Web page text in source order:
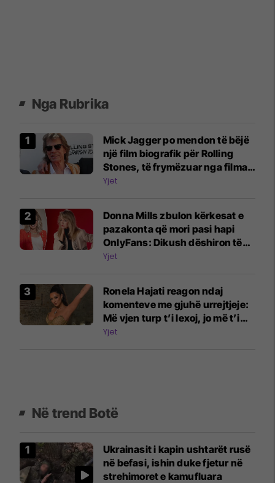
Nga Rubrika
Mick Jagger po mendon të bëjë
një film biografik për Rolling
Stones, të frymëzuar nga filmat
e Beatles
Yjet
Donna Mills zbulon kërkesat e
pazakonta që mori pasi hapi
OnlyFans: Dikush dëshiron të
më shohë duke shtypur rrush
Yjet
Ronela Hajati reagon ndaj
komenteve me gjuhë urrejtjeje:
Më vjen turp t’i lexoj, jo më t’i
shkruaj
Yjet
Në trend Botë
Ukrainasit i kapin ushtarët rusë
në befasi, ishin duke fjetur në
strehimoret e kamufluara